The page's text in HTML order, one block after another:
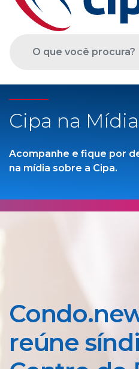
Cipa na Mídia
Acompanhe e fique por
na mídia sobre a Cipa.
reúne